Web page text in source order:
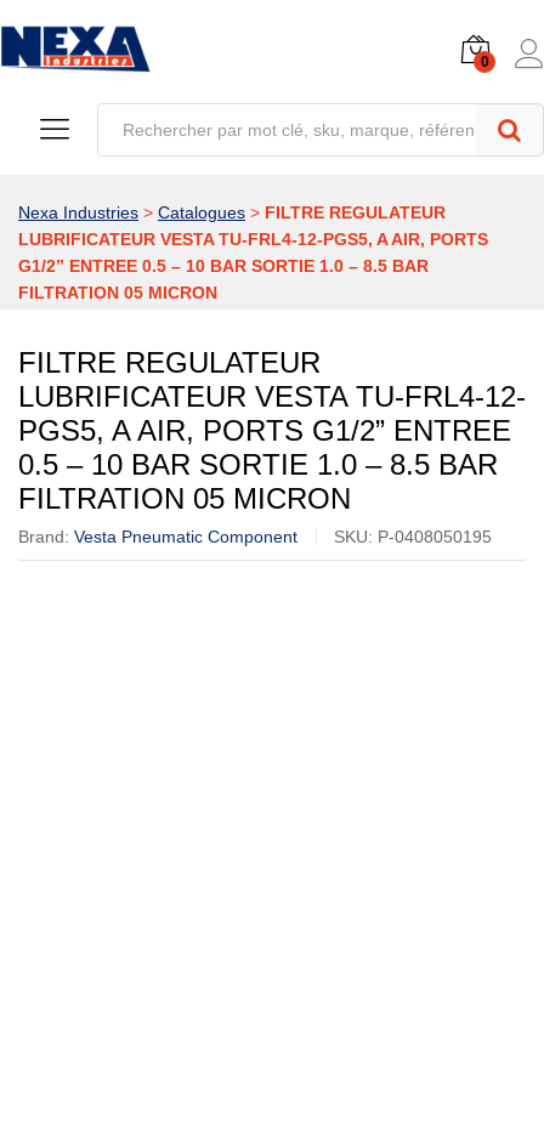
0
Nexa Industries > Catalogues > FILTRE REGULATEUR
LUBRIFICATEUR VESTA TU-FRL4-12-PGS5, A AIR, PORTS
G1/2” ENTREE 0.5 – 10 BAR SORTIE 1.0 – 8.5 BAR
FILTRATION 05 MICRON
FILTRE REGULATEUR
LUBRIFICATEUR VESTA TU-FRL4-12-
PGS5, A AIR, PORTS G1/2” ENTREE
0.5 – 10 BAR SORTIE 1.0 – 8.5 BAR
FILTRATION 05 MICRON
Brand: Vesta Pneumatic Component SKU: P-0408050195